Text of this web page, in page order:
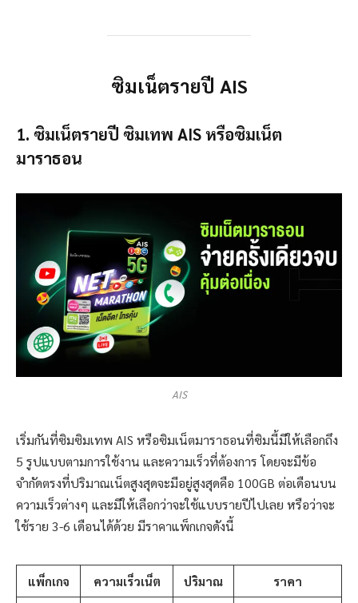
ซิมเน็ตรายปี AIS
1. ซิมเน็ตรายปี ซิมเทพ AIS หรือซิมเน็ต
มาราธอน
AIS
เริ่มกันที่ซิมซิมเทพ AIS หรือซิมเน็ตมาราธอนที่ซิมนี้มีให้เลือกถึง
5 รูปแบบตามการใช้งาน และความเร็วที่ต้องการ โดยจะมีข้อ
จำกัดตรงที่ปริมาณเน็ตสูงสุดจะมีอยู่สูงสุดคือ 100GB ต่อเดือนบน
ความเร็วต่างๆ และมีให้เลือกว่าจะใช้แบบรายปีไปเลย หรือว่าจะ
ใช้ราย 3-6 เดือนได้ด้วย มีราคาแพ็กเกจดังนี้
แพ็กเกจ ความเร็วเน็ต ปริมาณ ราคา